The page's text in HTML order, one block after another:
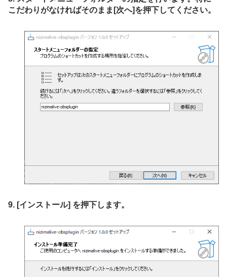
こだわりがなければそのまま[次へ]を押下してください。
9. [インストール] を押下します。